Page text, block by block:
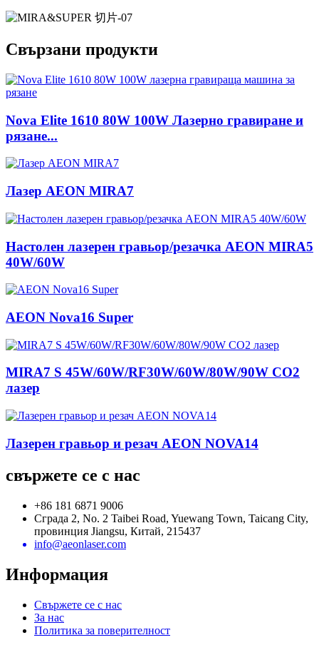
Свързани продукти
Nova Elite 1610 80W 100W Лазерно гравиране и
рязане...
Лазер AEON MIRA7
Настолен лазерен гравьор/резачка AEON MIRA5
40W/60W
AEON Nova16 Super
MIRA7 S 45W/60W/RF30W/60W/80W/90W CO2
лазер
Лазерен гравьор и резач AEON NOVA14
свържете се с нас
+86 181 6871 9006
Сграда 2, No. 2 Taibei Road, Yuewang Town, Taicang City,
провинция Jiangsu, Китай, 215437
info@aeonlaser.com
Информация
Свържете се с нас
За нас
Политика за поверителност